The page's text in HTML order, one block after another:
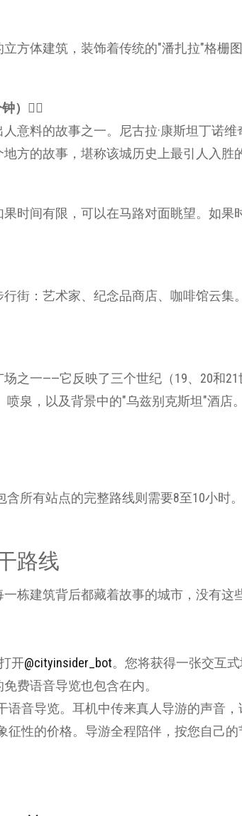
方体建筑，装饰着传统的"潘扎拉"格栅
）🚶‍♂️
意料的故事之一。尼古拉·康斯坦丁诺
方的故事，堪称该城历史上最引人入胜
时间有限，可以在马路对面眺望。如果
街：艺术家、纪念品商店、咖啡馆云集
之一——它反映了三个世纪（19、20和
泉，以及背景中的"乌兹别克斯坦"酒店
所有站点的完整路线则需要8至10小时
路线
栋建筑背后都藏着故事的城市，没有这
开@cityinsider_bot。您将获得一张交互
费语音导览也包含在内。
音导览。耳机中传来真人导游的声音
性的价格。导游全程陪伴，按您自己的